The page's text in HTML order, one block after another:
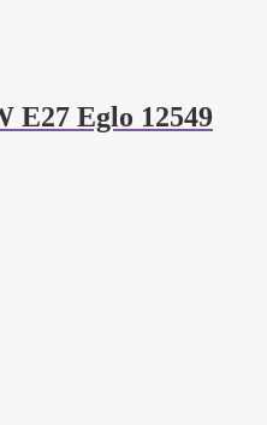
E27 Eglo 12549